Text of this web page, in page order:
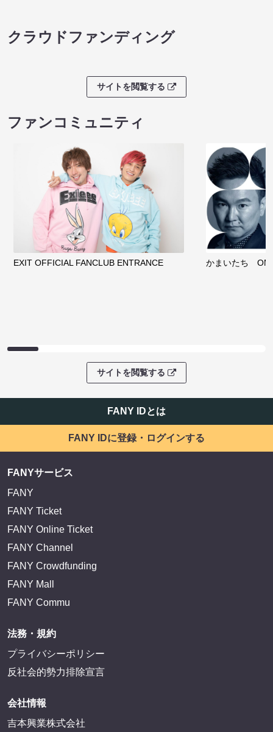
クラウドファンディング
サイトを閲覧する
ファンコミュニティ
EXIT OFFICIAL FANCLUB ENTRANCE かまいたち
サイトを閲覧する
FANY IDとは
FANY IDに登録・ログインする
FANYサービス
FANY
FANY Ticket
FANY Online Ticket
FANY Channel
FANY Crowdfunding
FANY Mall
FANY Commu
法務・規約
プライバシーポリシー
反社会的勢力排除宣言
会社情報
吉本興業株式会社